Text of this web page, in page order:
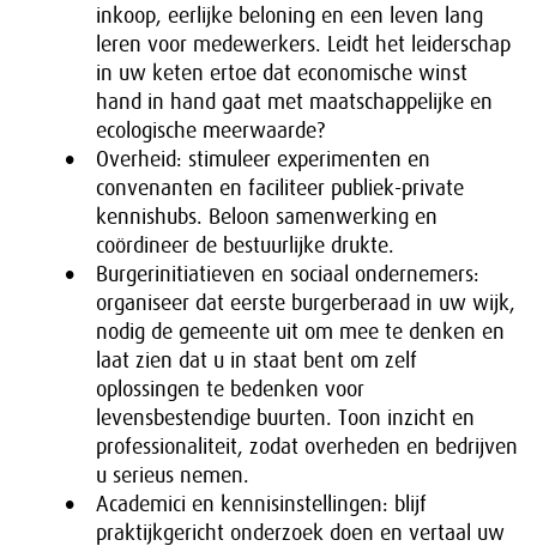
inkoop, eerlijke beloning en een leven lang
leren voor medewerkers. Leidt het leiderschap
in uw keten ertoe dat economische winst
hand in hand gaat met maatschappelijke en
ecologische meerwaarde?
Overheid: stimuleer experimenten en
convenanten en faciliteer publiek-private
kennishubs. Beloon samenwerking en
coördineer de bestuurlijke drukte.
Burgerinitiatieven en sociaal ondernemers:
organiseer dat eerste burgerberaad in uw wijk,
nodig de gemeente uit om mee te denken en
laat zien dat u in staat bent om zelf
oplossingen te bedenken voor
levensbestendige buurten. Toon inzicht en
professionaliteit, zodat overheden en bedrijven
u serieus nemen.
Academici en kennisinstellingen: blijf
praktijkgericht onderzoek doen en vertaal uw